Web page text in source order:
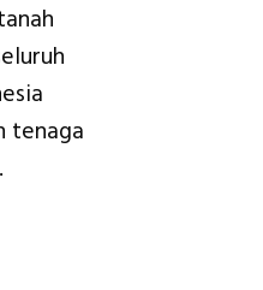
tenaga